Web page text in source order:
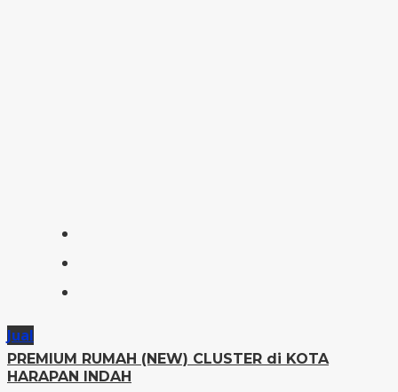
Jual
PREMIUM RUMAH (NEW) CLUSTER di KOTA
HARAPAN INDAH